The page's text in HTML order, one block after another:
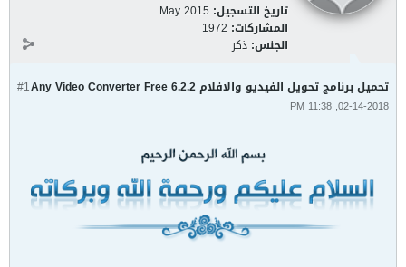
تاريخ التسجيل: May 2015
المشاركات: 1972
الجنس: ذكر
#1 تحميل برنامج تحويل الفيديو والافلام Any Video Converter Free 6.2.2
02-14-2018, 11:38 PM